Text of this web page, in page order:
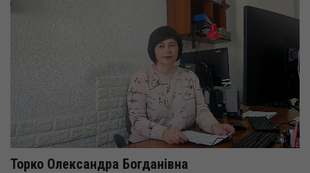
Торко Олександра Богданівна